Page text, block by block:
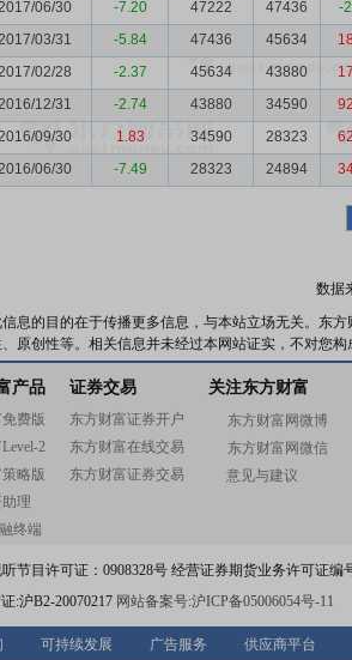
06/30
-7.20 47222 47436
-
03/31
-5.84 47436 45634
02/28
-2.37 45634 43880
12/31
-2.74 43880 34590
09/30
1.83 34590 28323
06/30
-7.49 28323 24894
数据
息的目的在于传播更多信息，与本站立场无关。东
原创性等。相关信息并未经过本网站证实，不对您
产品
费版
2
略版
理
终端
证券交易
东方财富证券开户
东方财富在线交易
东方财富证券交易
关注东方财富
东方财富网微博
东方财富网微信
意见与建议
节目许可证：0908328号 经营证券期货业务许可证编
:沪B2-20070217 网站备案号:沪ICP备05006054号-11
可持续发展 广告服务 供应商平台